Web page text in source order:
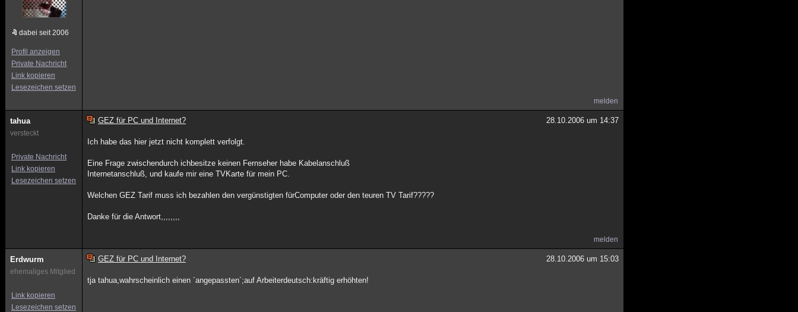
dabei seit 2006
Profil anzeigen
Private Nachricht
Link kopieren
Lesezeichen setzen
melden
tahua
versteckt
Private Nachricht
Link kopieren
Lesezeichen setzen
GEZ für PC und Internet? 28.10.2006 um 14:37
Ich habe das hier jetzt nicht komplett verfolgt.
Eine Frage zwischendurch ichbesitze keinen Fernseher habe Kabelanschluß
Internetanschluß, und kaufe mir eine TVKarte für mein PC.
Welchen GEZ Tarif muss ich bezahlen den vergünstigten fürComputer oder den teuren TV Tarif?????
Danke für die Antwort,,,,,,,,
melden
Erdwurm
ehemaliges Mitglied
Link kopieren
Lesezeichen setzen
GEZ für PC und Internet? 28.10.2006 um 15:03
tja tahua,wahrscheinlich einen ´angepassten´;auf Arbeiterdeutsch:kräftig erhöhten!